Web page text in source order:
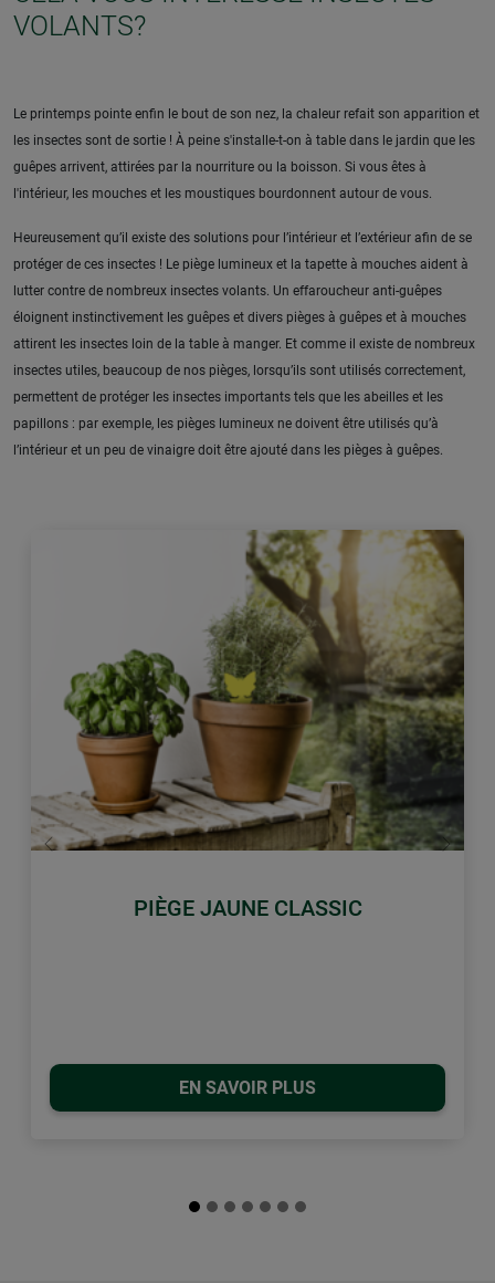
VOLANTS?
Le printemps pointe enfin le bout de son nez, la chaleur refait son apparition et
les insectes sont de sortie ! À peine s'installe-t-on à table dans le jardin que les
guêpes arrivent, attirées par la nourriture ou la boisson. Si vous êtes à
l'intérieur, les mouches et les moustiques bourdonnent autour de vous.
Heureusement qu’il existe des solutions pour l’intérieur et l’extérieur afin de se
protéger de ces insectes ! Le piège lumineux et la tapette à mouches aident à
lutter contre de nombreux insectes volants. Un effaroucheur anti-guêpes
éloignent instinctivement les guêpes et divers pièges à guêpes et à mouches
attirent les insectes loin de la table à manger. Et comme il existe de nombreux
insectes utiles, beaucoup de nos pièges, lorsqu’ils sont utilisés correctement,
permettent de protéger les insectes importants tels que les abeilles et les
papillons : par exemple, les pièges lumineux ne doivent être utilisés qu’à
l’intérieur et un peu de vinaigre doit être ajouté dans les pièges à guêpes.
PIÈGE JAUNE CLASSIC
EN SAVOIR PLUS
retour